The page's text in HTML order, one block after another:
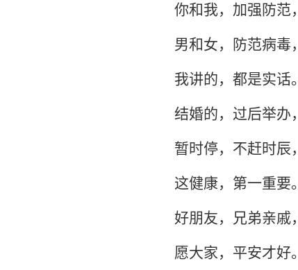
你和我，加强防范，
男和女，防范病毒，
我讲的，都是实话。
结婚的，过后举办，
暂时停，不赶时辰，
这健康，第一重要。
好朋友，兄弟亲戚，
愿大家，平安才好。